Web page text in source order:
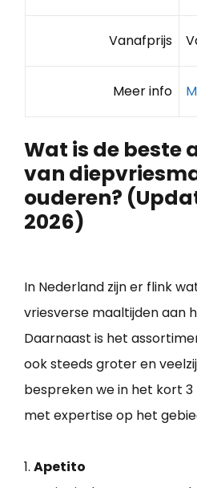
Vanafprijs
Meer info
Wat is de beste
van
ouderen?
2026)
In Nederland zijn er flink
vriesverse maaltijden aan
Daarnaast is het
ook steeds groter en
bespreken we in het kort
met expertise op het
1. Apetito